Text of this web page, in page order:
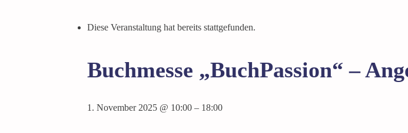
Diese Veranstaltung hat bereits stattgefunden.
Buchmesse „BuchPassion“ –
1. November 2025 @ 10:00 – 18:00